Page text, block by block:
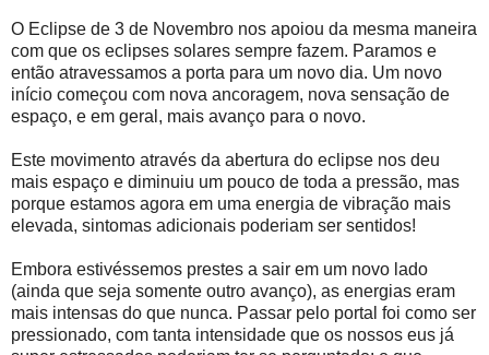
O Eclipse de 3 de Novembro nos apoiou da mesma maneira
com que os eclipses solares sempre fazem. Paramos e
então atravessamos a porta para um novo dia. Um novo
início começou com nova ancoragem, nova sensação de
espaço, e em geral, mais avanço para o novo.
Este movimento através da abertura do eclipse nos deu
mais espaço e diminuiu um pouco de toda a pressão, mas
porque estamos agora em uma energia de vibração mais
elevada, sintomas adicionais poderiam ser sentidos!
Embora estivéssemos prestes a sair em um novo lado
(ainda que seja somente outro avanço), as energias eram
mais intensas do que nunca. Passar pelo portal foi como ser
pressionado, com tanta intensidade que os nossos eus já